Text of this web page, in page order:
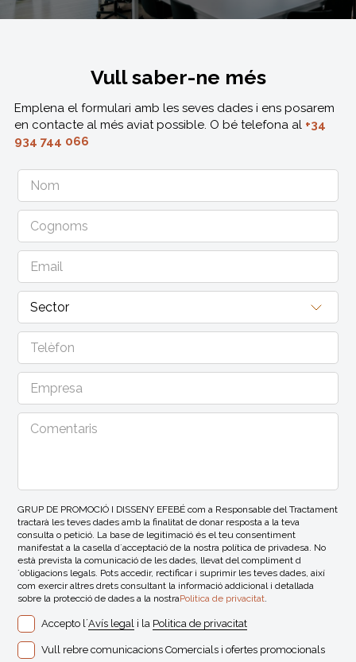
Vull saber-ne més
Emplena el formulari amb les seves dades i ens posarem
en contacte al més aviat possible. O bé telefona al +34
934 744 066
GRUP DE PROMOCIÓ I DISSENY EFEBÉ com a Responsable del Tractament
tractarà les teves dades amb la finalitat de donar resposta a la teva
consulta o petició. La base de legitimació és el teu consentiment
manifestat a la casella d´acceptació de la nostra política de privadesa. No
està prevista la comunicació de les dades, llevat del compliment d
´obligacions legals. Pots accedir, rectificar i suprimir les teves dades, així
com exercir altres drets consultant la informació addicional i detallada
sobre la protecció de dades a la nostraPolitica de privacitat.
Accepto l´Avís legal i la Politica de privacitat
Vull rebre comunicacions Comercials i ofertes promocionals